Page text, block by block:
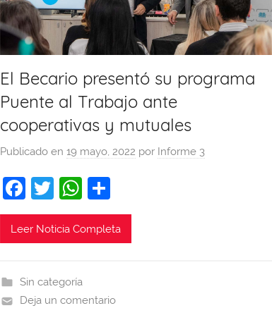
El Becario presentó su programa
Puente al Trabajo ante
cooperativas y mutuales
Publicado en19 mayo, 2022 por Informe 3
F
a
c
b
o
T
w
itt
W
h
at
A
p
o
m
tir
Leer Noticia Completa
Sin categoría
Deja un comentario